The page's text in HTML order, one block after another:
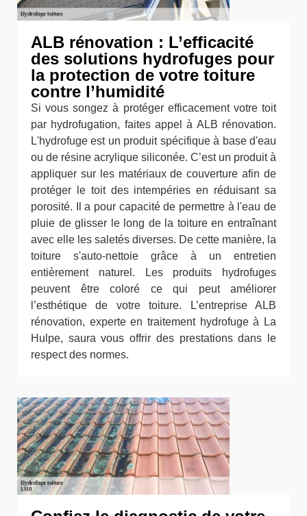
ALB rénovation : L’efficacité
des solutions hydrofuges pour
la protection de votre toiture
contre l’humidité
Si vous songez à protéger efficacement votre toit
par hydrofugation, faites appel à ALB rénovation.
L'hydrofuge est un produit spécifique à base d'eau
ou de résine acrylique siliconée. C’est un produit à
appliquer sur les matériaux de couverture afin de
protéger le toit des intempéries en réduisant sa
porosité. Il a pour capacité de permettre à l'eau de
pluie de glisser le long de la toiture en entraînant
avec elle les saletés diverses. De cette manière, la
toiture s'auto-nettoie grâce à un entretien
entièrement naturel. Les produits hydrofuges
peuvent être coloré ce qui peut améliorer
l’esthétique de votre toiture. L’entreprise ALB
rénovation, experte en traitement hydrofuge à La
Hulpe, saura vous offrir des prestations dans le
respect des normes.